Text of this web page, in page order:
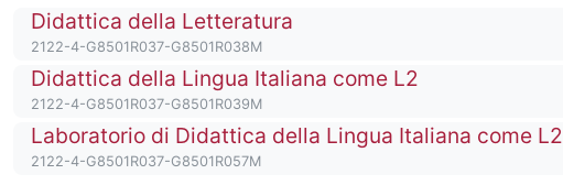
Titolo del corso
Didattica della Letteratura
Codice identificativo del corso
2122-4-G8501R037-G8501R038M
Titolo del corso
Didattica della Lingua Italiana come L2
Codice identificativo del corso
2122-4-G8501R037-G8501R039M
Titolo del corso
Laboratorio di Didattica della Lingua Italiana come L2
Codice identificativo del corso
2122-4-G8501R037-G8501R057M